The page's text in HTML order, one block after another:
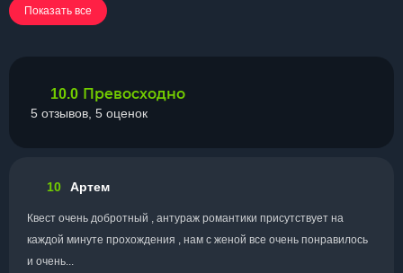
Показать все
10.0 Превосходно
5 отзывов, 5 оценок
10 Артем
Квест очень добротный , антураж романтики присутствует на
каждой минуте прохождения , нам с женой все очень понравилось
и очень...